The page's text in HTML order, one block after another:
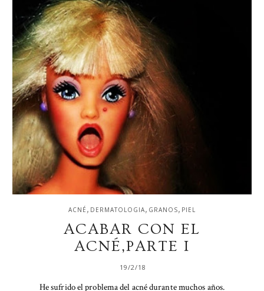
ACNÉ , DERMATOLOGIA, GRANOS, PIEL
ACABAR CON EL
ACNÉ,PARTE I
19/2/18
He sufrido el problema del acné durante muchos años.